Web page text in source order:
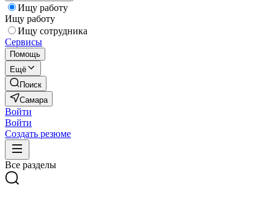
Ищу работу
Ищу работу
Ищу сотрудника
Сервисы
Помощь
Ещё
Поиск
Самара
Войти
Войти
Создать резюме
Все разделы